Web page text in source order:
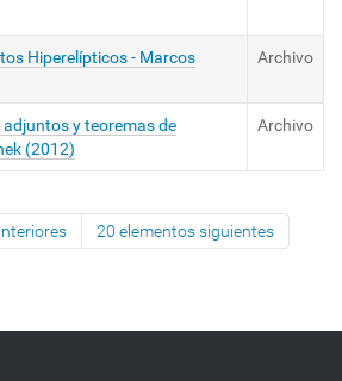
Hiperelípticos - Marcos
Archivo
y teoremas de
(2012)
Archivo
20 elementos siguientes